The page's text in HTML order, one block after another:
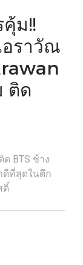
ม!!
อราวัณ
ติด
ด BTS ช้าง
ดีที่สุดในตึก
ดิ์